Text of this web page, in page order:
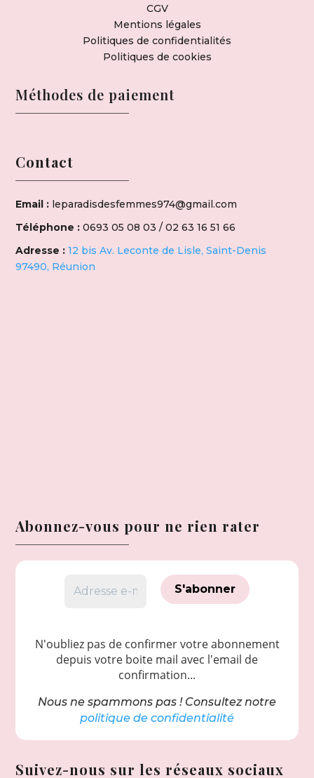
CGV
Mentions légales
Politiques de confidentialités
Politiques de cookies
Méthodes de paiement
Contact
Email : leparadisdesfemmes974@gmail.com
Téléphone : 0693 05 08 03 / 02 63 16 51 66
Adresse :12 bis Av. Leconte de Lisle, Saint-Denis
97490, Réunion
Abonnez-vous pour ne rien rater
N'oubliez pas de confirmer votre abonnement
depuis votre boite mail avec l'email de
confirmation...
Nous ne spammons pas ! Consultez notre
politique de confidentialité
Suivez-nous sur les réseaux sociaux